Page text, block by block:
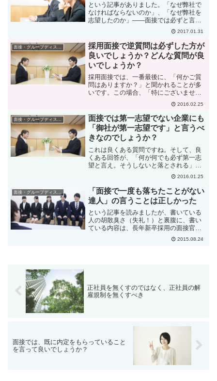
という記事がありました。「なぜ弊社で
なければならないのか」、「なぜ弊社を
志望したのか」――面接では必ずと言っ
ていいほど頻繁に聞かれる質問だ。に対
して、「特に気にしても居ない会社のた
めにいちいち口説き文句考えるのほんと
だるいんだよ」「志望理由...
2017.01.31
面接・グループディスカッション
採用面接で逆質問は必ずした方が
良いでしょうか？どんな質問が良
いでしょうか？
採用面接では、一番最後に、「何かご質
問はありますか？」と聞かれることが多
いです。この場合、「特にございませ
ん」と答えてしまうと印象が悪くなるの
で、必ず何か質問した方が良いとはよく
言われていることですが、では、どんな
質問をするのがよいのでしょ...
2016.02.25
面接・グループディスカッション
面接では第一志望でない企業にも
「御社が第一志望です」と言うべ
きなのでしょうか？
これは良くある質問ですね。そして、良
くある回答が、「何が何でも必ず第一志
望と言え。そうしないと落とされる」と
いうものです。これは本当でしょう
か？ 長年人事採用担当をしていた私の
考えを書いてみたいと思います。基本は
本当のことを言うのをお勧めし...
2016.01.25
「面接で一度も落ちたことがない
達人」の言うことは正しかった
という記事を読みましたが、書いている
人の胡散臭さ（失礼！）と裏腹に、書い
ている内容は、長年新卒採用の面接官を
やってきた私も、実に同意できました。
これ、その通りです。その通りと思いま
2015.08.24
正社員を無くすのではなく、正社員の解
雇規制を無くすべき
面接では、既に内定をもらっていること
を言って良いでしょうか？